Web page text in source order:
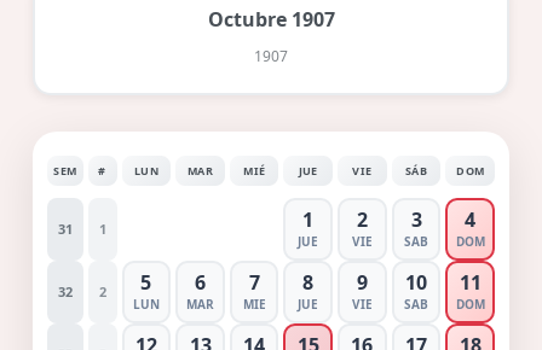
Octubre 1907
1907
SEM # LUN MAR MIÉ JUE VIE SÁB DOM
31 1 1
JUE
2
VIE
3
SAB
4
DOM
32 2 5
LUN
6
MAR
7
MIE
8
JUE
9
VIE
10
SAB
11
DOM